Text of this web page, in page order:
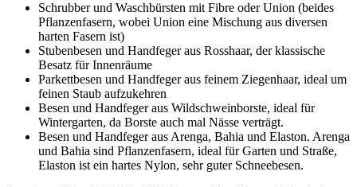
Schrubber und Waschbürsten mit Fibre oder Union (beides
Pflanzenfasern, wobei Union eine Mischung aus diversen
harten Fasern ist)
Stubenbesen und Handfeger aus Rosshaar, der klassische
Besatz für Innenräume
Parkettbesen und Handfeger aus feinem Ziegenhaar, ideal um
feinen Staub aufzukehren
Besen und Handfeger aus Wildschweinborste, ideal für
Wintergarten, da Borste auch mal Nässe verträgt.
Besen und Handfeger aus Arenga, Bahia und Elaston. Arenga
und Bahia sind Pflanzenfasern, ideal für Garten und Straße,
Elaston ist ein hartes Nylon, sehr guter Schneebesen.